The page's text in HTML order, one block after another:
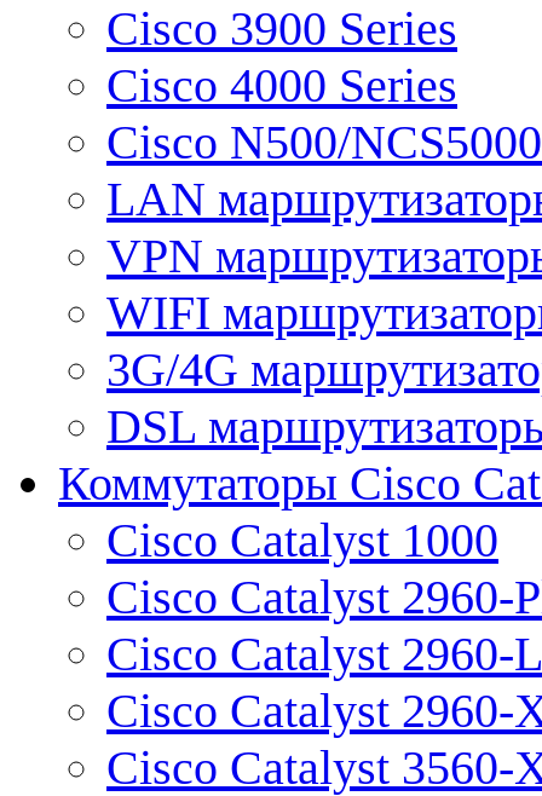
Cisco 3900 Series
Cisco 4000 Series
Cisco N500/
LAN
VPN
WIFI
3G/4G
DSL
Коммутаторы Cisco
Cisco Catalyst 1000
Cisco Catalyst 2960-
Cisco Catalyst 2960-L
Cisco Catalyst 2960-
Cisco Catalyst 3560-